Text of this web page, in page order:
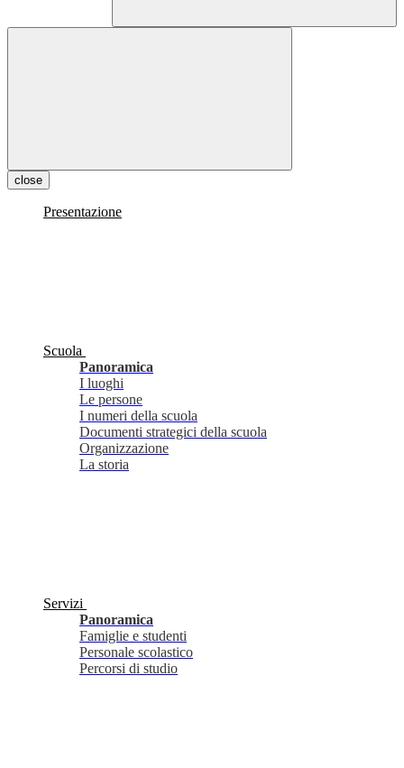
close
Presentazione
Scuola
Panoramica
I luoghi
Le persone
I numeri della scuola
Documenti strategici della scuola
Organizzazione
La storia
Servizi
Panoramica
Famiglie e studenti
Personale scolastico
Percorsi di studio